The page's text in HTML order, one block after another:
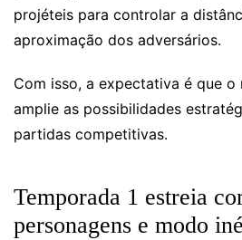
projéteis para controlar a
aproximação dos adversários.
Com isso, a expectativa é que o
amplie as possibilidades
partidas competitivas.
Temporada 1 estreia
personagens e modo